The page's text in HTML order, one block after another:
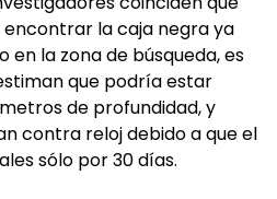
la caja negra ya
en la zona de búsqueda, es
que podría estar
de profundidad, y
contra reloj debido a que el
sólo por 30 días.